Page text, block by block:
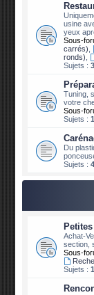
usine
yeux
Sous-
carrés),
ronds),
Sujets :
Tuning,
votre
Sous-
Sujets :
Du
Sujets :
Achat-
section,
Sous-
Sujets :